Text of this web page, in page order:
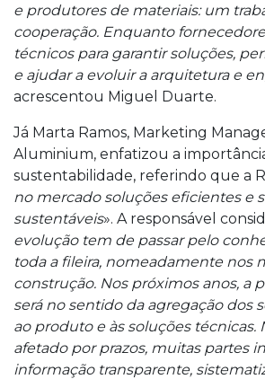
e produtores de materiais: um
cooperação. Enquanto
técnicos para garantir soluções,
e ajudar a evoluir a arquitetura e
acrescentou Miguel Duarte.
Já Marta Ramos, Marketing
Aluminium, enfatizou a
sustentabilidade, referindo que a
no mercado soluções eficientes e
sustentáveis». A responsável
evolução tem de passar pelo
toda a fileira, nomeadamente nos
construção. Nos próximos anos, a
será no sentido da agregação dos
ao produto e às soluções técnicas.
afetado por prazos, muitas partes
informação transparente,